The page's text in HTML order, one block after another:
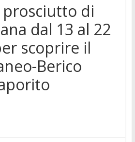
prosciutto di
dal 13 al 22
scoprire il
Berico